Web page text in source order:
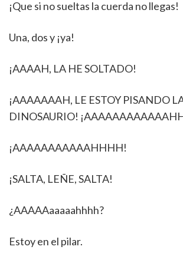
¡Que si no sueltas la cuerda no llegas!
Una, dos y ¡ya!
¡AAAAH, LA HE SOLTADO!
¡AAAAAAAH, LE ESTOY PISANDO
DINOSAURIO!
¡AAAAAAAAAAAHHHH!
¡SALTA, LEÑE, SALTA!
¿AAAAAaaaaahhhh?
Estoy en el pilar.